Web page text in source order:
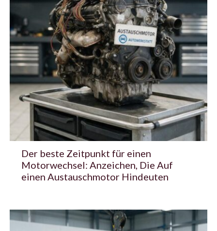
Der beste Zeitpunkt für einen
Motorwechsel: Anzeichen, Die Auf
einen Austauschmotor Hindeuten